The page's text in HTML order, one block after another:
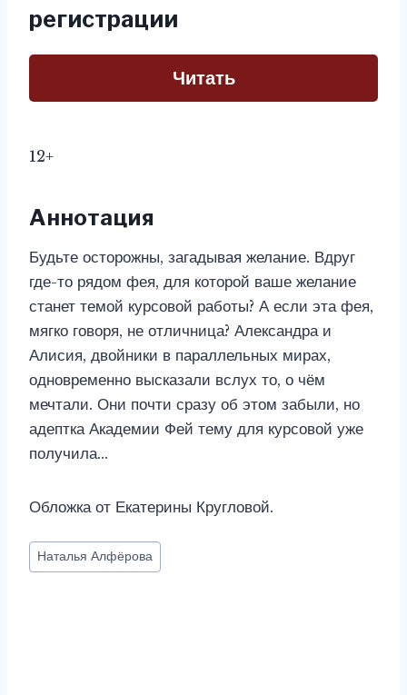
регистрации
Читать
12+
Аннотация
Будьте осторожны, загадывая желание. Вдруг
где-то рядом фея, для которой ваше желание
станет темой курсовой работы? А если эта фея,
мягко говоря, не отличница? Александра и
Алисия, двойники в параллельных мирах,
одновременно высказали вслух то, о чём
мечтали. Они почти сразу об этом забыли, но
адептка Академии Фей тему для курсовой уже
получила…
Обложка от Екатерины Кругловой.
Метки
записи:
Наталья Алфёрова